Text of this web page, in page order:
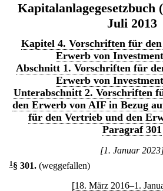
Kapitalanlagegesetzbuch
Juli 2013
Kapitel 4. Vorschriften für
Erwerb von
Abschnitt 1. Vorschriften für
Erwerb von
Unterabschnitt 2. Vorschriften
den Erwerb von AIF in Bezug
für den Vertrieb und den
Paragraf 301
[1. Januar
1 § 301. (weggefallen)
[18. März 2016–1.